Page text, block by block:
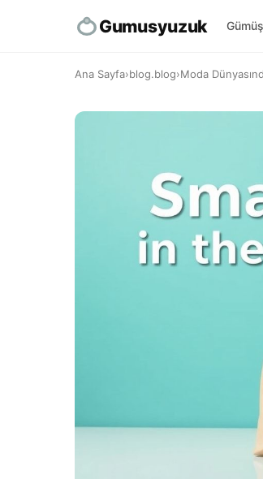
Gumusyuzuk
Ana Sayfa›blog.blog›Moda